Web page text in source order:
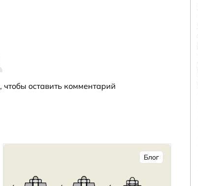
, чтобы оставить комментарий
Блог